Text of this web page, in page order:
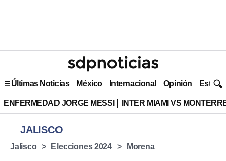
Últimas Noticias México Internacional Opinión Estilo
ENFERMEDAD JORGE MESSI INTER MIAMI VS
JALISCO
Jalisco Elecciones 2024 Morena